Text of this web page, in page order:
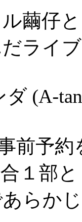
繭仔
ライ
(A-
前予
１部
らか